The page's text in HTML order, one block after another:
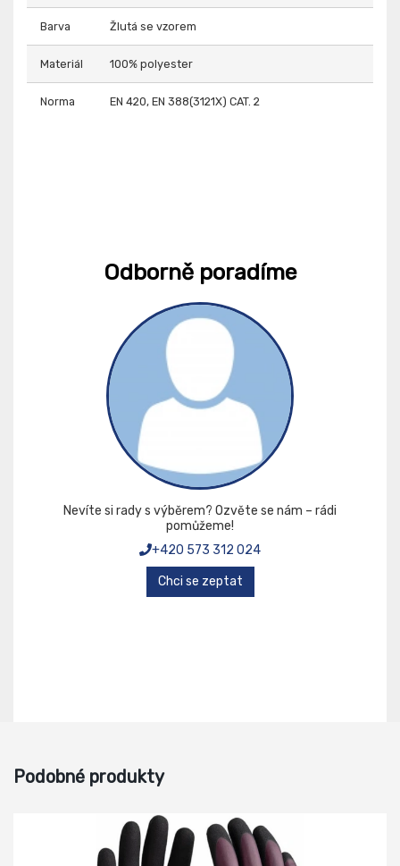
Barva Žlutá se vzorem
Materiál 100% polyester
Norma EN 420, EN 388(3121X) CAT. 2
Odborně poradíme
Nevíte si rady s výběrem? Ozvěte se nám – rádi
pomůžeme!
+420 573 312 024
Chci se zeptat
Podobné produkty